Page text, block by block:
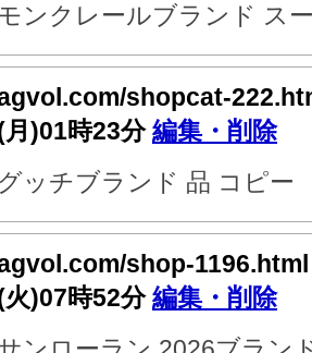
ンクレールブランド ス
shopcat-
月)01時23分編集・削除
グッチブランド 品 コピー
shop-
火)07時52分編集・削除